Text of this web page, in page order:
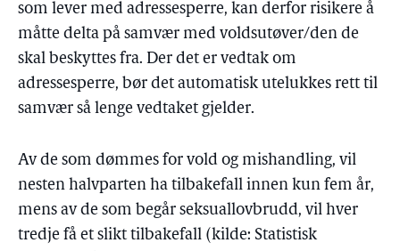
som lever med adressesperre, kan derfor risikere å
måtte delta på samvær med voldsutøver/den de
skal beskyttes fra. Der det er vedtak om
adressesperre, bør det automatisk utelukkes rett til
samvær så lenge vedtaket gjelder.
Av de som dømmes for vold og mishandling, vil
nesten halvparten ha tilbakefall innen kun fem år,
mens av de som begår seksuallovbrudd, vil hver
tredje få et slikt tilbakefall (kilde: Statistisk